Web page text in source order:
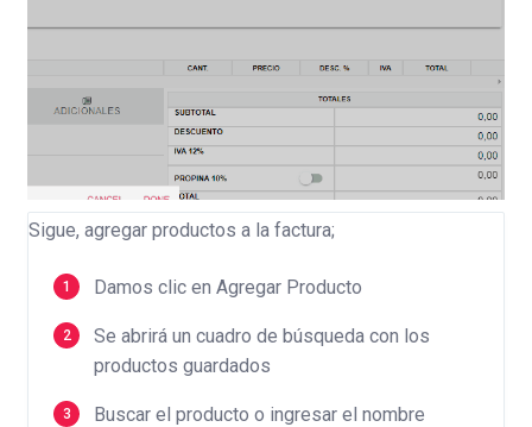
Sigue, agregar productos a la factura;
Damos clic en Agregar Producto
Se abrirá un cuadro de búsqueda con los
productos guardados
Buscar el producto o ingresar el nombre